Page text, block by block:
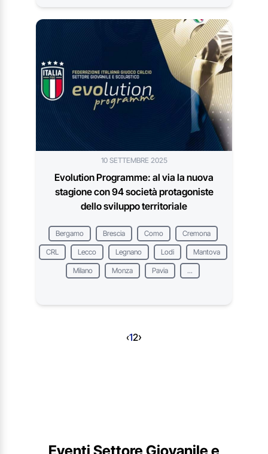
10 SETTEMBRE 2025
Evolution Programme: al via la nuova
stagione con 94 società protagoniste
dello sviluppo territoriale
Bergamo Brescia Como Cremona
CRL Lecco Legnano Lodi Mantova
Milano Monza Pavia ...
‹12›